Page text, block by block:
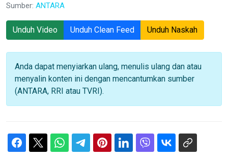
Sumber: ANTARA
Unduh Video Unduh Clean Feed Unduh Naskah
Anda dapat menyiarkan ulang, menulis ulang dan atau
menyalin konten ini dengan mencantumkan sumber
(ANTARA, RRI atau TVRI).